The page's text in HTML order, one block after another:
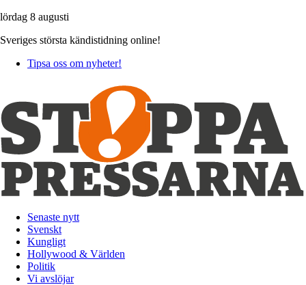
lördag 8 augusti
Sveriges största kändistidning online!
Tipsa oss om nyheter!
Senaste nytt
Svenskt
Kungligt
Hollywood & Världen
Politik
Vi avslöjar